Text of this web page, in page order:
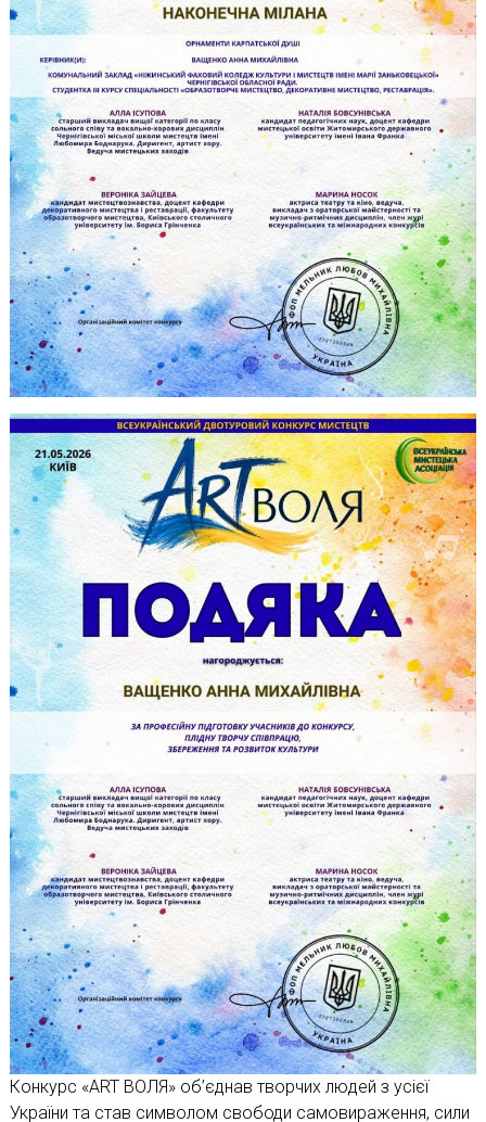
Конкурс «ART ВОЛЯ» об’єднав творчих людей з усієї
України та став символом свободи самовираження, сили